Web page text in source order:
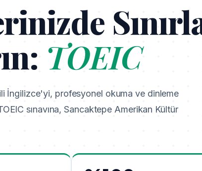
TOEIC
İngilizce'yi, profesyonel okuma ve dinleme
sınavına, Sancaktepe Amerikan Kültür